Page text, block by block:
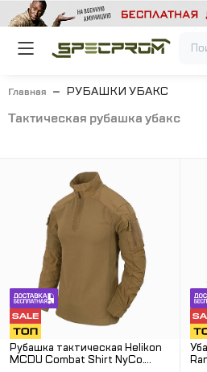
Главная РУБАШКИ УБАКС
тактическая рубашка убакс
Рубашка тактическая Helikon
MCDU Combat Shirt NyCo.